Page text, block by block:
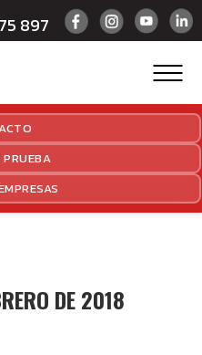
897
PRUEBA
DE 2018